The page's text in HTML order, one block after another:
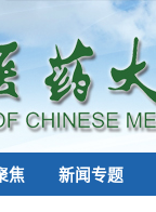
焦 新闻专题